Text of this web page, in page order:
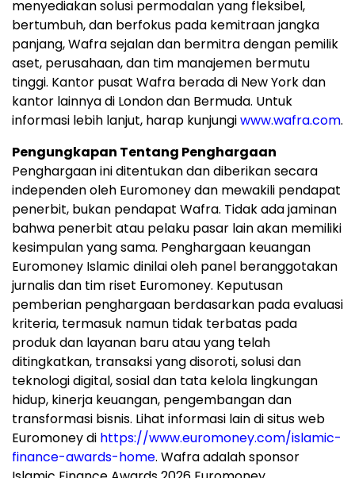
menyediakan solusi permodalan yang fleksibel,
bertumbuh, dan berfokus pada kemitraan jangka
panjang, Wafra sejalan dan bermitra dengan pemilik
aset, perusahaan, dan tim manajemen bermutu
tinggi. Kantor pusat Wafra berada di New York dan
kantor lainnya di London dan Bermuda. Untuk
informasi lebih lanjut, harap kunjungiwww.wafra.com.
Pengungkapan Tentang Penghargaan
Penghargaan ini ditentukan dan diberikan secara
independen oleh Euromoney dan mewakili pendapat
penerbit, bukan pendapat Wafra. Tidak ada jaminan
bahwa penerbit atau pelaku pasar lain akan memiliki
kesimpulan yang sama. Penghargaan keuangan
Euromoney Islamic dinilai oleh panel beranggotakan
jurnalis dan tim riset Euromoney. Keputusan
pemberian penghargaan berdasarkan pada evaluasi
kriteria, termasuk namun tidak terbatas pada
produk dan layanan baru atau yang telah
ditingkatkan, transaksi yang disoroti, solusi dan
teknologi digital, sosial dan tata kelola lingkungan
hidup, kinerja keuangan, pengembangan dan
transformasi bisnis. Lihat informasi lain di situs web
Euromoney di https://www.euromoney.com/islamic-
finance-awards-home. Wafra adalah sponsor